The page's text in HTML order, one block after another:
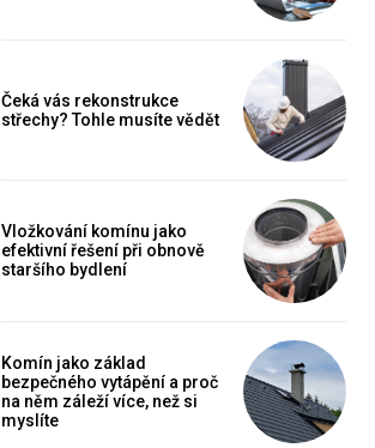
Čeká vás rekonstrukce
střechy? Tohle musíte vědět
Vložkování komínu jako
efektivní řešení při obnově
staršího bydlení
Komín jako základ
bezpečného vytápění a proč
na něm záleží více, než si
myslíte